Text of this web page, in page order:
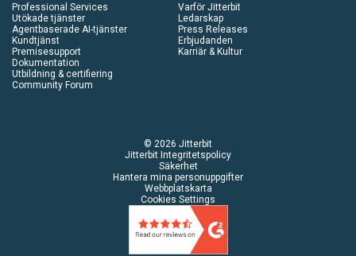
Professional Services
Utökade tjänster
Agentbaserade AI-tjänster
Kundtjänst
Premisesupport
Dokumentation
Utbildning & certifiering
Community Forum
Varför Jitterbit
Ledarskap
Press Releases
Erbjudanden
Karriär & Kultur
© 2026 Jitterbit
Jitterbit Integritetspolicy
Säkerhet
Hantera mina personuppgifter
Webbplatskarta
Cookies Settings